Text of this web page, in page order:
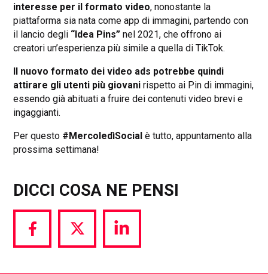
interesse per il formato video, nonostante la
piattaforma sia nata come app di immagini, partendo con
il lancio degli “Idea Pins” nel 2021, che offrono ai
creatori un’esperienza più simile a quella di TikTok.
Il nuovo formato dei video ads potrebbe quindi
attirare gli utenti più giovani rispetto ai Pin di immagini,
essendo già abituati a fruire dei contenuti video brevi e
ingaggianti.
Per questo #MercoledìSocial è tutto, appuntamento alla
prossima settimana!
DICCI COSA NE PENSI
Share
via
Share
via
Share
via